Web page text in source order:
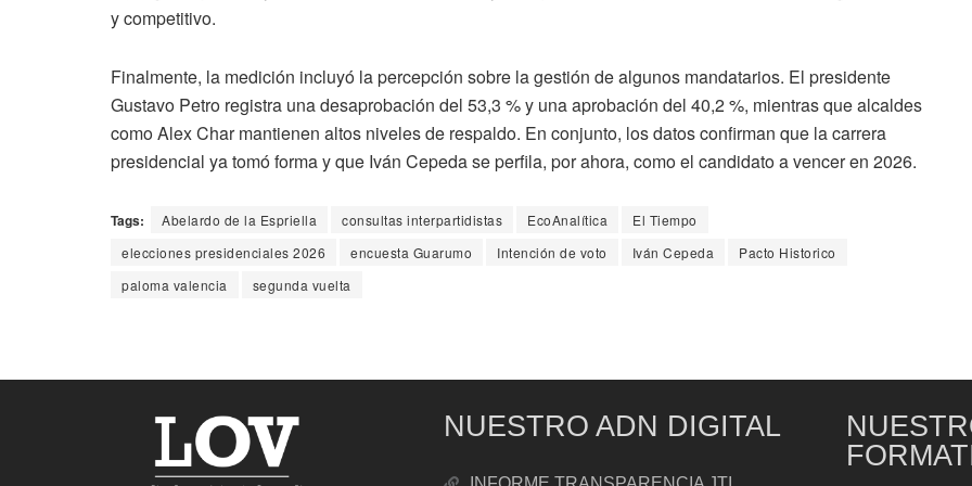
y competitivo.
Finalmente, la medición incluyó la percepción sobre la gestión de algunos mandatarios. El presidente
Gustavo Petro registra una desaprobación del 53,3 % y una aprobación del 40,2 %, mientras que alcaldes
como Alex Char mantienen altos niveles de respaldo. En conjunto, los datos confirman que la carrera
presidencial ya tomó forma y que Iván Cepeda se perfila, por ahora, como el candidato a vencer en 2026.
Tags: Abelardo de la Espriella consultas interpartidistas EcoAnalítica
El Tiempo
elecciones presidenciales 2026
encuesta Guarumo Intención de voto Iván Cepeda
Pacto Historico
paloma valencia
segunda vuelta
NUESTRO ADN DIGITAL